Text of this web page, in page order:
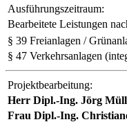
Ausführungszeitraum:
Bearbeitete Leistungen
§ 39 Freianlagen /
§ 47 Verkehrsanlagen
Projektbearbeitung:
Herr Dipl.-Ing. Jörg
Frau Dipl.-Ing.